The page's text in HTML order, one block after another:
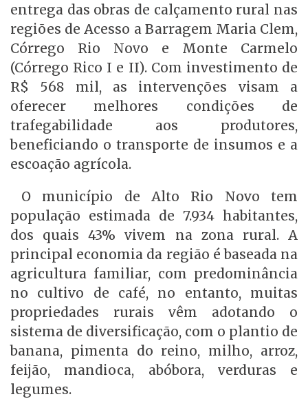
entrega das obras de calçamento rural nas
regiões de Acesso a Barragem Maria Clem,
Córrego Rio Novo e Monte Carmelo
(Córrego Rico I e II). Com investimento de
R$ 568 mil, as intervenções visam a
oferecer melhores condições de
trafegabilidade aos produtores,
beneficiando o transporte de insumos e a
escoação agrícola.
O município de Alto Rio Novo tem
população estimada de 7.934 habitantes,
dos quais 43% vivem na zona rural. A
principal economia da região é baseada na
agricultura familiar, com predominância
no cultivo de café, no entanto, muitas
propriedades rurais vêm adotando o
sistema de diversificação, com o plantio de
banana, pimenta do reino, milho, arroz,
feijão, mandioca, abóbora, verduras e
legumes.